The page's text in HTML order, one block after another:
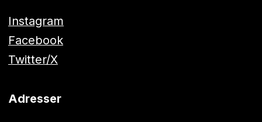
Instagram
Facebook
Twitter/X
Adresser